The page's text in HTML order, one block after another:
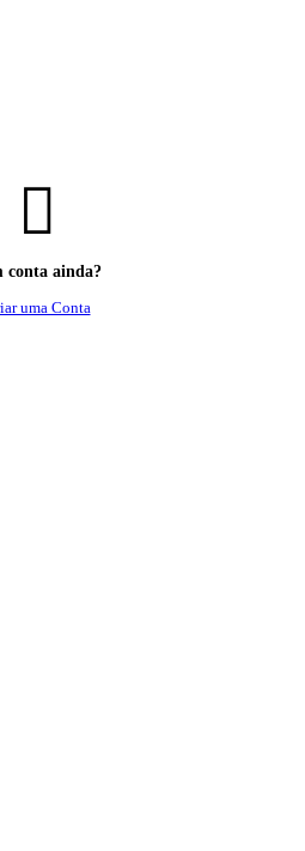
conta ainda?
uma Conta